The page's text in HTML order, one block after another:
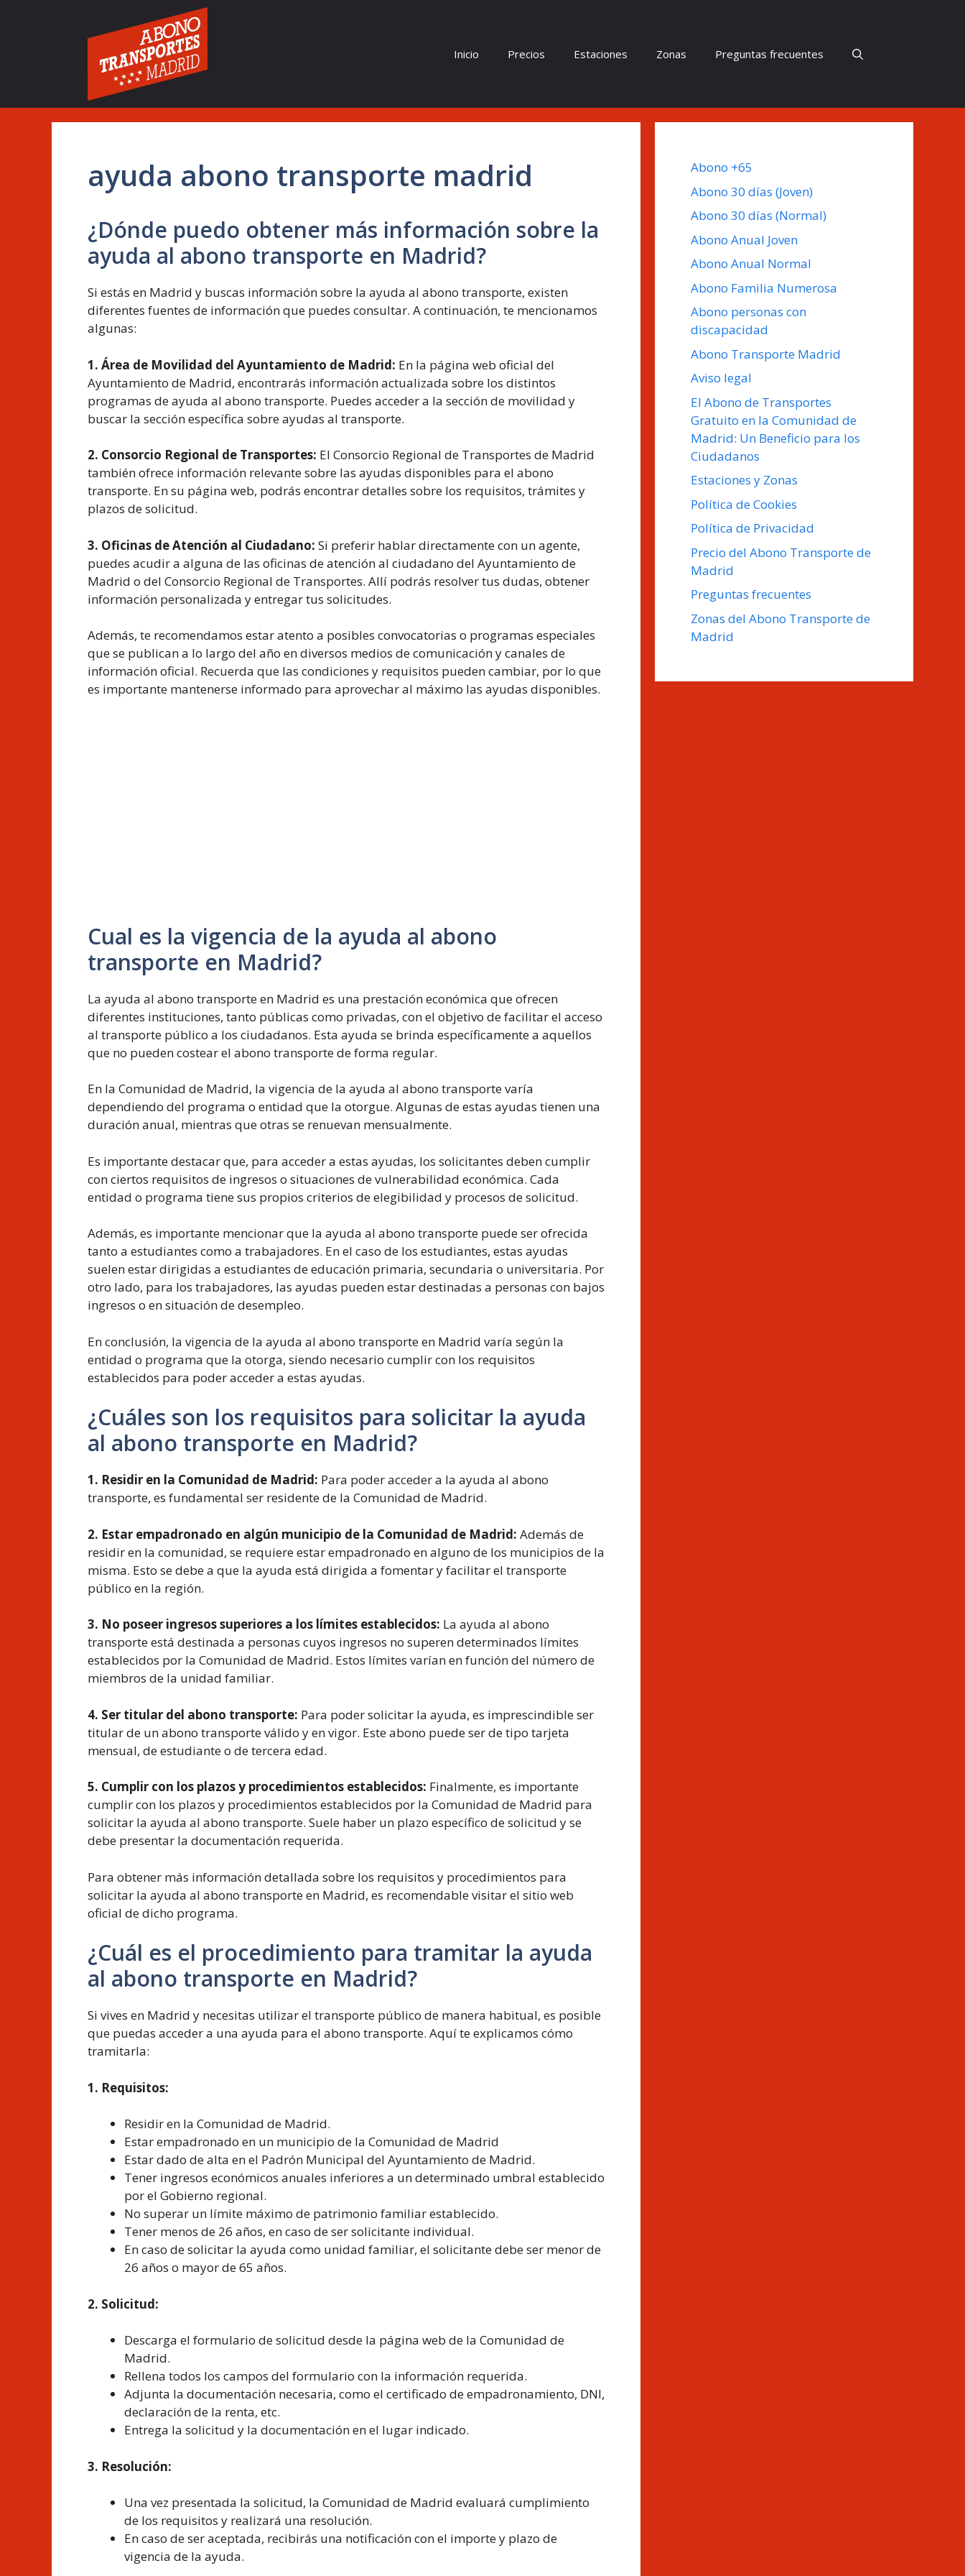
Inicio Precios Estaciones Zonas Preguntas frecuentes
ayuda abono transporte madrid
¿Dónde puedo obtener más información sobre la
ayuda al abono transporte en Madrid?
Si estás en Madrid y buscas información sobre la ayuda al abono transporte, existen
diferentes fuentes de información que puedes consultar. A continuación, te mencionamos
algunas:
1. Área de Movilidad del Ayuntamiento de Madrid: En la página web oficial del
Ayuntamiento de Madrid, encontrarás información actualizada sobre los distintos
programas de ayuda al abono transporte. Puedes acceder a la sección de movilidad y
buscar la sección específica sobre ayudas al transporte.
2. Consorcio Regional de Transportes: El Consorcio Regional de Transportes de Madrid
también ofrece información relevante sobre las ayudas disponibles para el abono
transporte. En su página web, podrás encontrar detalles sobre los requisitos, trámites y
plazos de solicitud.
3. Oficinas de Atención al Ciudadano: Si preferir hablar directamente con un agente,
puedes acudir a alguna de las oficinas de atención al ciudadano del Ayuntamiento de
Madrid o del Consorcio Regional de Transportes. Allí podrás resolver tus dudas, obtener
información personalizada y entregar tus solicitudes.
Además, te recomendamos estar atento a posibles convocatorias o programas especiales
que se publican a lo largo del año en diversos medios de comunicación y canales de
información oficial. Recuerda que las condiciones y requisitos pueden cambiar, por lo que
es importante mantenerse informado para aprovechar al máximo las ayudas disponibles.
Cual es la vigencia de la ayuda al abono
transporte en Madrid?
La ayuda al abono transporte en Madrid es una prestación económica que ofrecen
diferentes instituciones, tanto públicas como privadas, con el objetivo de facilitar el acceso
al transporte público a los ciudadanos. Esta ayuda se brinda específicamente a aquellos
que no pueden costear el abono transporte de forma regular.
En la Comunidad de Madrid, la vigencia de la ayuda al abono transporte varía
dependiendo del programa o entidad que la otorgue. Algunas de estas ayudas tienen una
duración anual, mientras que otras se renuevan mensualmente.
Es importante destacar que, para acceder a estas ayudas, los solicitantes deben cumplir
con ciertos requisitos de ingresos o situaciones de vulnerabilidad económica. Cada
entidad o programa tiene sus propios criterios de elegibilidad y procesos de solicitud.
Además, es importante mencionar que la ayuda al abono transporte puede ser ofrecida
tanto a estudiantes como a trabajadores. En el caso de los estudiantes, estas ayudas
suelen estar dirigidas a estudiantes de educación primaria, secundaria o universitaria. Por
otro lado, para los trabajadores, las ayudas pueden estar destinadas a personas con bajos
ingresos o en situación de desempleo.
En conclusión, la vigencia de la ayuda al abono transporte en Madrid varía según la
entidad o programa que la otorga, siendo necesario cumplir con los requisitos
establecidos para poder acceder a estas ayudas.
¿Cuáles son los requisitos para solicitar la ayuda
al abono transporte en Madrid?
1. Residir en la Comunidad de Madrid: Para poder acceder a la ayuda al abono
transporte, es fundamental ser residente de la Comunidad de Madrid.
2. Estar empadronado en algún municipio de la Comunidad de Madrid: Además de
residir en la comunidad, se requiere estar empadronado en alguno de los municipios de la
misma. Esto se debe a que la ayuda está dirigida a fomentar y facilitar el transporte
público en la región.
3. No poseer ingresos superiores a los límites establecidos: La ayuda al abono
transporte está destinada a personas cuyos ingresos no superen determinados límites
establecidos por la Comunidad de Madrid. Estos límites varían en función del número de
miembros de la unidad familiar.
4. Ser titular del abono transporte: Para poder solicitar la ayuda, es imprescindible ser
titular de un abono transporte válido y en vigor. Este abono puede ser de tipo tarjeta
mensual, de estudiante o de tercera edad.
5. Cumplir con los plazos y procedimientos establecidos: Finalmente, es importante
cumplir con los plazos y procedimientos establecidos por la Comunidad de Madrid para
solicitar la ayuda al abono transporte. Suele haber un plazo específico de solicitud y se
debe presentar la documentación requerida.
Para obtener más información detallada sobre los requisitos y procedimientos para
solicitar la ayuda al abono transporte en Madrid, es recomendable visitar el sitio web
oficial de dicho programa.
¿Cuál es el procedimiento para tramitar la ayuda
al abono transporte en Madrid?
Si vives en Madrid y necesitas utilizar el transporte público de manera habitual, es posible
que puedas acceder a una ayuda para el abono transporte. Aquí te explicamos cómo
tramitarla:
1. Requisitos:
Residir en la Comunidad de Madrid.
Estar empadronado en un municipio de la Comunidad de Madrid
Estar dado de alta en el Padrón Municipal del Ayuntamiento de Madrid.
Tener ingresos económicos anuales inferiores a un determinado umbral establecido
por el Gobierno regional.
No superar un límite máximo de patrimonio familiar establecido.
Tener menos de 26 años, en caso de ser solicitante individual.
En caso de solicitar la ayuda como unidad familiar, el solicitante debe ser menor de
26 años o mayor de 65 años.
2. Solicitud:
Descarga el formulario de solicitud desde la página web de la Comunidad de
Madrid.
Rellena todos los campos del formulario con la información requerida.
Adjunta la documentación necesaria, como el certificado de empadronamiento, DNI,
declaración de la renta, etc.
Entrega la solicitud y la documentación en el lugar indicado.
3. Resolución:
Una vez presentada la solicitud, la Comunidad de Madrid evaluará cumplimiento
de los requisitos y realizará una resolución.
En caso de ser aceptada, recibirás una notificación con el importe y plazo de
vigencia de la ayuda.
Abono +65
Abono 30 días (Joven)
Abono 30 días (Normal)
Abono Anual Joven
Abono Anual Normal
Abono Familia Numerosa
Abono personas con
discapacidad
Abono Transporte Madrid
Aviso legal
El Abono de Transportes
Gratuito en la Comunidad de
Madrid: Un Beneficio para los
Ciudadanos
Estaciones y Zonas
Política de Cookies
Política de Privacidad
Precio del Abono Transporte de
Madrid
Preguntas frecuentes
Zonas del Abono Transporte de
Madrid